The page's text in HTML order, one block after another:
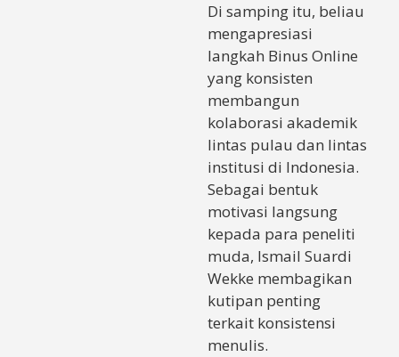
Di samping itu, beliau
mengapresiasi
langkah Binus Online
yang konsisten
membangun
kolaborasi akademik
lintas pulau dan lintas
institusi di Indonesia.
Sebagai bentuk
motivasi langsung
kepada para peneliti
muda, Ismail Suardi
Wekke membagikan
kutipan penting
terkait konsistensi
menulis.